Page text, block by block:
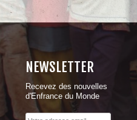
NEWSLETTER
Recevez des nouvelles
d'Enfrance du Monde